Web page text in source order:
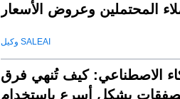
المحتملين وعروض الأسعار
وكيل SALEAI
الاصطناعي: كيف تُنهي فرق